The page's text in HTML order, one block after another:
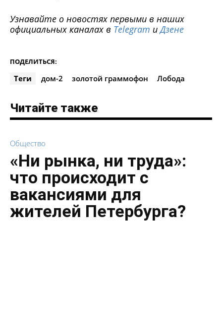
Узнавайте о новостях первыми в наших
официальных каналах в Telegram иДзене
ПОДЕЛИТЬСЯ:
Теги дом-2 золотой граммофон Лобода
Читайте также
Общество
«Ни рынка, ни труда»:
что происходит с
вакансиями для
жителей Петербурга?